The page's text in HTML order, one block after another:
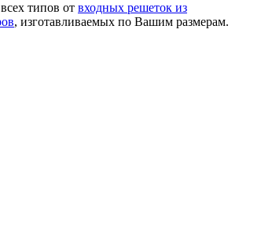
типов от входных решеток из
, изготавливаемых по Вашим размерам.